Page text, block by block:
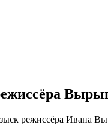
режиссёра Ивана